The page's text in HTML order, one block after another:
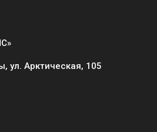
ул. Арктическая, 105